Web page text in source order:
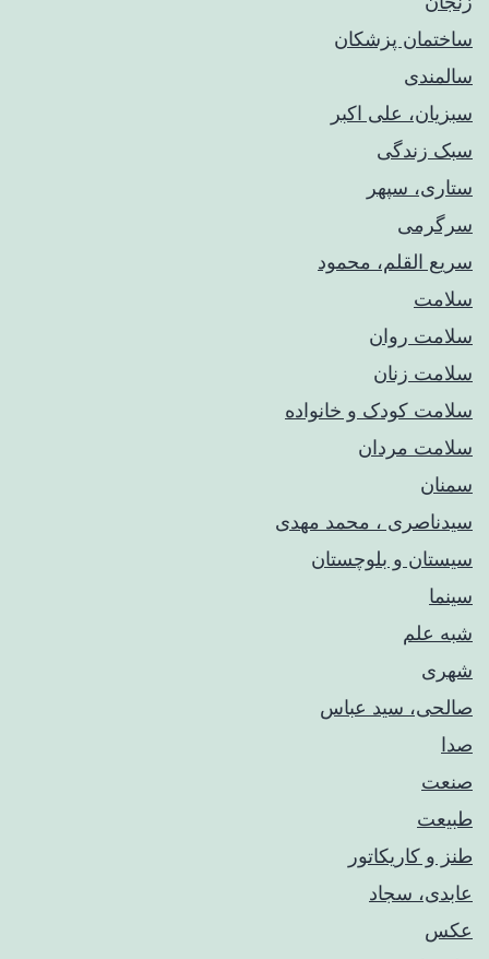
ساختمان پزشکان
سالمندی
سبزیان، علی اکبر
سبک زندگی
ستاری، سپهر
سرگرمی
سریع القلم، محمود
سلامت
سلامت روان
سلامت زنان
سلامت کودک‌ و خانواده
سلامت مردان
سمنان
سیدناصری ، محمد مهدی
سیستان و بلوچستان
سینما
شبه علم
شهری
صالحی، سید عباس
صدا
صنعت
طبیعت
طنز و کاریکاتور
عابدی، سجاد
عکس